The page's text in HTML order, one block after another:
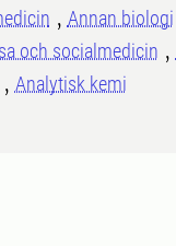
Annan biologi
och socialmedicin
Analytisk kemi